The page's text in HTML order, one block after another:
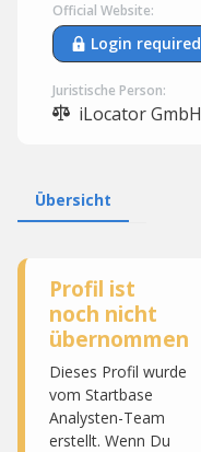
Official Website:
Login required
Juristische Person:
iLocator GmbH
Übersicht
Profil ist
noch nicht
übernommen
Dieses Profil wurde
vom Startbase
Analysten-Team
erstellt. Wenn Du